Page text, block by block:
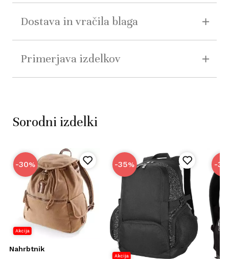
Dostava in vračila blaga
Primerjava izdelkov
Sorodni izdelki
-30%
Akcija
Nahrbtnik
-35%
Akcija
-36